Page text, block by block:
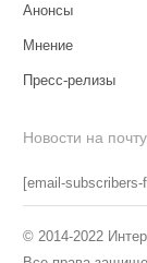
Анонсы
Мнение
Пресс-релизы
Новости на почту
[email-
© 2014-2022